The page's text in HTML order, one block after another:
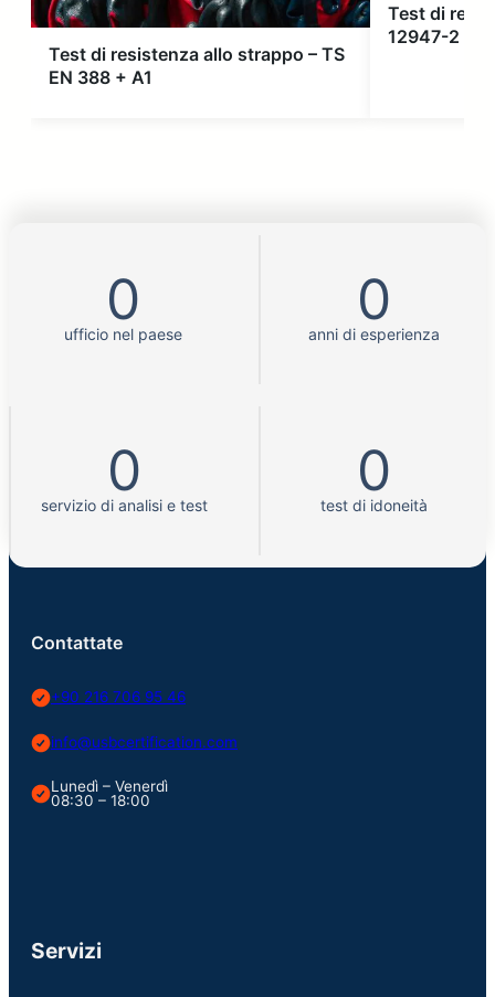
Test di resistenza allo strappo – TS
EN 388 + A1
Test di
12947-2
0
ufficio nel paese
0
anni di esperienza
0
servizio di analisi e test
0
test di idoneità
Contattate
+90 216 706 95 46
info@usbcertification.com
Lunedì – Venerdì
08:30 – 18:00
Servizi